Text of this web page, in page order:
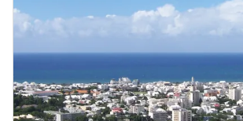
principale